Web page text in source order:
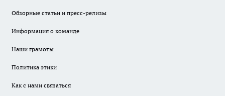
Обзорные статьи и пресс-релизы
Информация о команде
Наши грамоты
Политика этики
Как с нами связаться